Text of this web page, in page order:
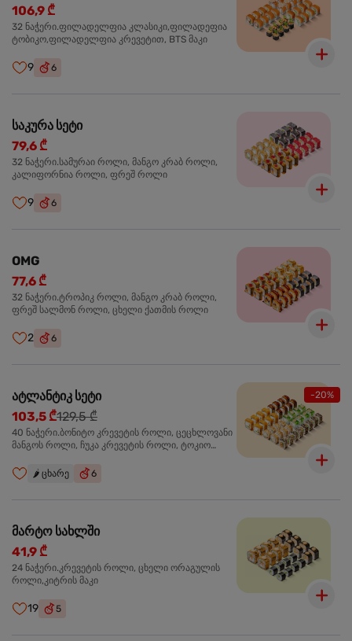
106,9 ₾
32 ნაჭერი.ფილადელფია კლასიკი,ფილადეფია
ტობიკო,ფილადელფია კრევეტით, BTS მაკი
9 6
საკურა სეტი
79,6 ₾
32 ნაჭერი.სამურაი როლი, მანგო კრაბ როლი,
კალიფორნია როლი, ფრეშ როლი
9 6
OMG
77,6 ₾
32 ნაჭერი.ტროპიკ როლი, მანგო კრაბ როლი,
ფრეშ სალმონ როლი, ცხელი ქათმის როლი
2 6
-20%
ატლანტიკ სეტი
103,5 ₾129,5 ₾
40 ნაჭერი.ბონიტო კრევეტის როლი, ცეცხლოვანი
მანგოს როლი, ჩუკა კრევეტის როლი, ტოკიო
🌶️ ცხარე 6
მარტო სახლში
41,9 ₾
24 ნაჭერი.კრევეტის როლი, ცხელი ორაგულის
როლი,კიტრის მაკი
19 5